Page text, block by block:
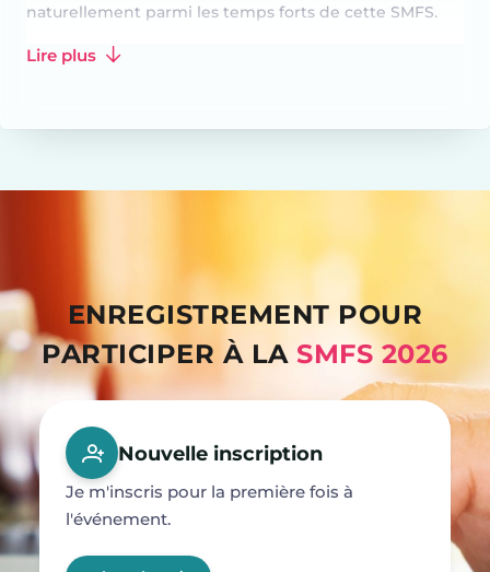
naturellement parmi les temps forts de cette SMFS.
Lire plus
ENREGISTREMENT POUR
PARTICIPER À LASMFS 2026
Nouvelle inscription
Je m'inscris pour la première fois à
l'événement.